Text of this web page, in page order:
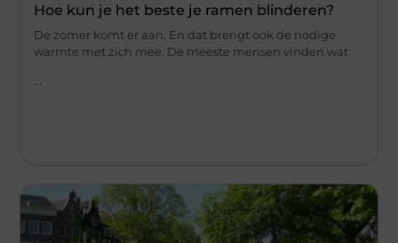
Hoe kun je het beste je ramen blinderen?
De zomer komt er aan. En dat brengt ook de nodige
warmte met zich mee. De meeste mensen vinden wat
...